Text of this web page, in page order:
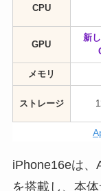
CPU
GPU
新
メモリ
ストレージ
iPhone16eは、
を搭載し、本